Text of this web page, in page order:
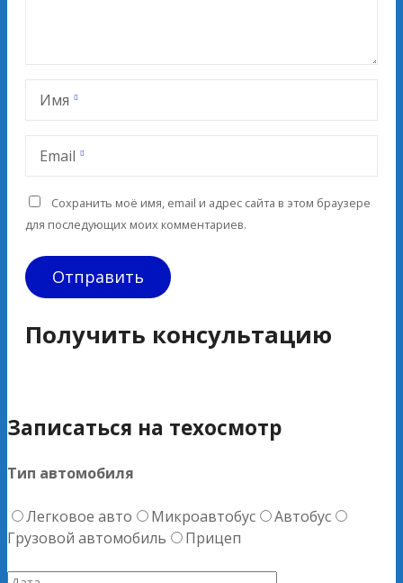
Имя
Email
Сохранить моё имя, email и адрес сайта в этом браузере
для последующих моих комментариев.
Получить консультацию
Записаться на техосмотр
Тип автомобиля
Легковое авто Микроавтобус
Автобус
Грузовой автомобиль
Прицеп